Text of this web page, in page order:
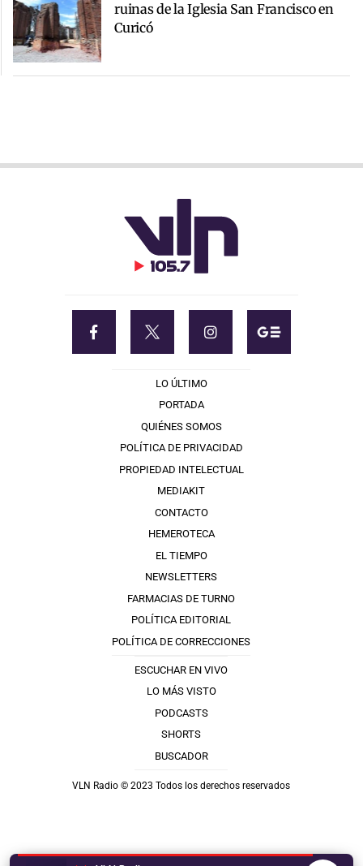
ruinas de la Iglesia San Francisco en
Curicó
LO ÚLTIMO
PORTADA
QUIÉNES SOMOS
POLÍTICA DE PRIVACIDAD
PROPIEDAD INTELECTUAL
MEDIAKIT
CONTACTO
HEMEROTECA
EL TIEMPO
NEWSLETTERS
FARMACIAS DE TURNO
POLÍTICA EDITORIAL
POLÍTICA DE CORRECCIONES
ESCUCHAR EN VIVO
LO MÁS VISTO
PODCASTS
SHORTS
BUSCADOR
VLN Radio © 2023 Todos los derechos reservados